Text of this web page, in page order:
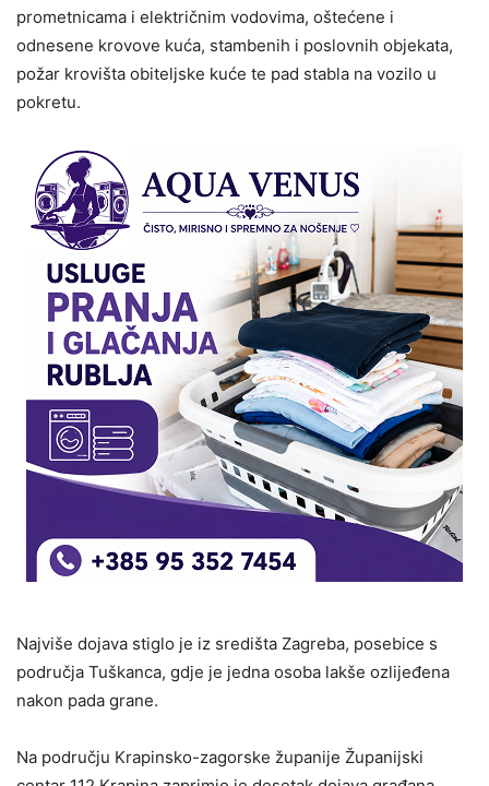
prometnicama i električnim vodovima, oštećene i
odnesene krovove kuća, stambenih i poslovnih objekata,
požar krovišta obiteljske kuće te pad stabla na vozilo u
pokretu.
Najviše dojava stiglo je iz središta Zagreba, posebice s
područja Tuškanca, gdje je jedna osoba lakše ozlijeđena
nakon pada grane.
Na području Krapinsko-zagorske županije Županijski